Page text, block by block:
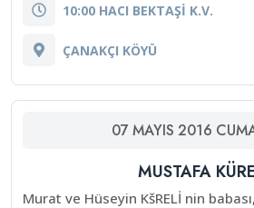
10:00 HACI BEKTAŞİ K.V.
ÇANAKÇI KÖYÜ
07 MAYIS 2016
MUSTAFA
Murat ve Hüseyin KšRELİ nin